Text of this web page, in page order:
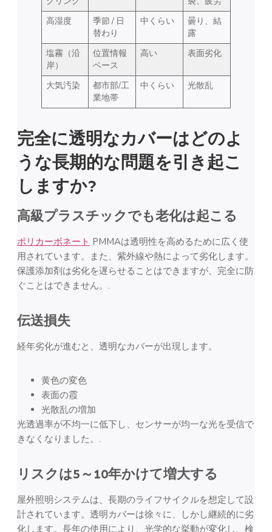
高湿度
季節 / 日
替わり
中くらい
曇り、結
露
塩霧（沿
岸）
位置情報
ベース
高い 表面劣化
大気汚染
都市部/工
業地帯
中くらい 光散乱
完全に透明なカバーはどのよ
うな長期的な問題を引き起こ
しますか?
高級プラスチックでも老化は起こる
ポリカーボネート PMMAは透明性を高めるために広く使
用されています。また、紫外線や熱によって劣化します。
保護添加剤は劣化を遅らせることはできますが、完全に防
ぐことはできません。.
伝送損失
経年劣化が進むと、透明なカバーが出現します。
黄色の変色
表面の霞
光散乱の増加
光透過率が不均一に低下し、センサーが均一な光を受信で
きなくなりました。.
リスクは5～10年かけて増大する
屋外照明システムは、長期のライフサイクルを想定して設
計されています。透明カバーは徐々に、しかし継続的に劣
化します。長年の使用により、光学的な挙動が変化し、検